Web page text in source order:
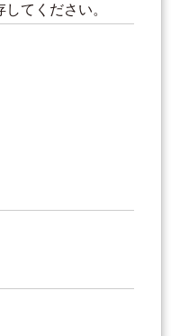
てください。